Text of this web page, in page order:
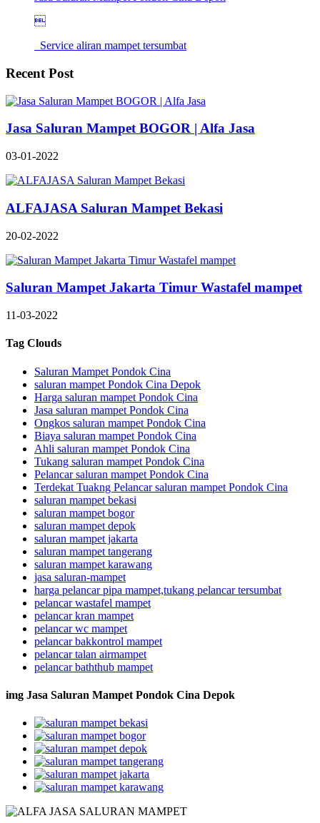

Service aliran mampet tersumbat
Recent Post
Jasa Saluran Mampet BOGOR | Alfa Jasa
03-01-2022
ALFAJASA Saluran Mampet Bekasi
20-02-2022
Saluran Mampet Jakarta Timur Wastafel mampet
11-03-2022
Tag Clouds
Saluran Mampet Pondok Cina
saluran mampet Pondok Cina Depok
Harga saluran mampet Pondok Cina
Jasa saluran mampet Pondok Cina
Ongkos saluran mampet Pondok Cina
Biaya saluran mampet Pondok Cina
Ahli saluran mampet Pondok Cina
Tukang saluran mampet Pondok Cina
Pelancar saluran mampet Pondok Cina
Terdekat Tuakng Pelancar saluran mampet Pondok Cina
saluran mampet bekasi
saluran mampet bogor
saluran mampet depok
saluran mampet jakarta
saluran mampet tangerang
saluran mampet karawang
jasa saluran-mampet
harga pelancar pipa mampet,tukang pelancar tersumbat
pelancar wastafel mampet
pelancar kran mampet
pelancar wc mampet
pelancar bakkontrol mampet
pelancar talan airmampet
pelancar baththub mampet
img Jasa Saluran Mampet Pondok Cina Depok